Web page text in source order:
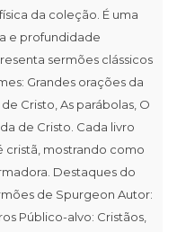
da coleção. É uma
e profundidade
sermões clássicos
Grandes orações da
Cristo, As parábolas, O
de Cristo. Cada livro
cristã, mostrando como
Destaques do
de Spurgeon Autor:
Público-alvo: Cristãos,